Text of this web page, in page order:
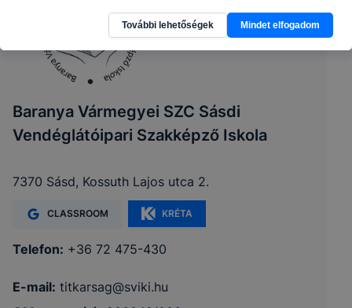
Baranya Vármegyei SZC Sásdi
Vendéglátóipari Szakképző Iskola
7370 Sásd, Kossuth Lajos utca 2.
CLASSROOM KRÉTA
Telefon: +36 72 475-430
E-mail: titkarsag@sviki.hu
További lehetőségek Mindet elfogadom